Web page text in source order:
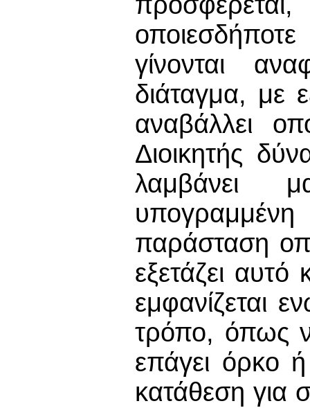
γίνονται
διάταγμα, με
αναβάλλει
Διοικητής
λαμβάνει
παράσταση
εξετάζει
εμφανίζεται
τρόπο, όπως
επάγει όρκο
κατάθεση για